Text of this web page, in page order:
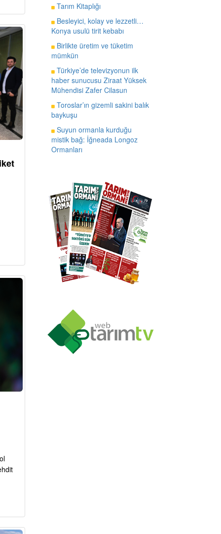
Tarım Kitaplığı
Besleyici, kolay ve lezzetli…
Konya usulü tirit kebabı
Birlikte üretim ve tüketim
mümkün
Türkiye’de televizyonun ilk
haber sunucusu Ziraat Yüksek
Mühendisi Zafer Cilasun
Toroslar’ın gizemli sakini balık
baykuşu
Suyun ormanla kurduğu
mistik bağ: İğneada Longoz
Ormanları